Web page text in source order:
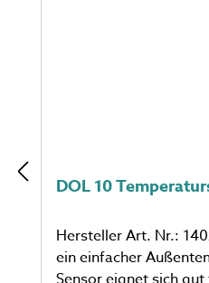
DOL 10
Hersteller Art. Nr.:
ein einfacher